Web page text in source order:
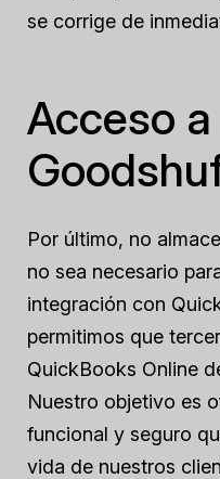
se corrige de
Acceso a
Por último, no
no sea necesario
integración con
permitimos que
QuickBooks Online
Nuestro objetivo es
funcional y seguro
vida de nuestros